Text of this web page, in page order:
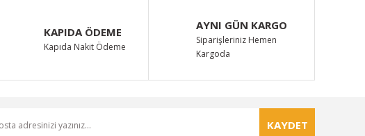
KAPIDA ÖDEME
Kapıda Nakit Ödeme
AYNI GÜN KARGO
Siparişleriniz Hemen
Kargoda
KAYDET